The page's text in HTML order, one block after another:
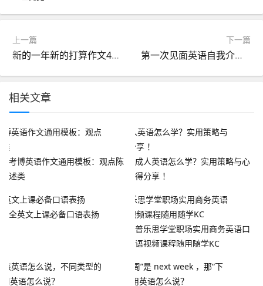
上一篇
新的一年新的打算作文400字
下一篇
第一次见面英语自我介绍简短
相关文章
考博英语作文通用模板：观点陈
述类
成人英语怎么学？实用策略与心
得分享 ！
全英文上课必备口语表扬
普乐思学堂职场实用商务英语口
语视频课程随用随学KC